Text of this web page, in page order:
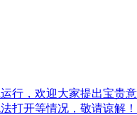
行，欢迎大家提出宝贵
打开等情况，敬请谅解！